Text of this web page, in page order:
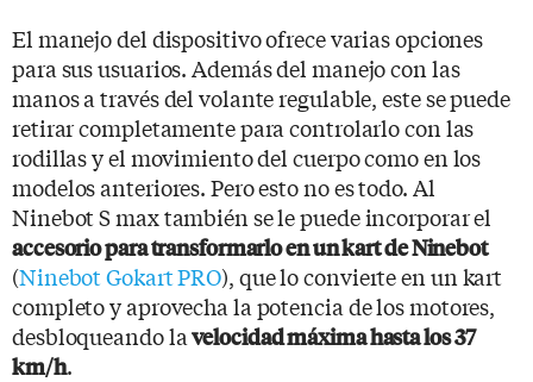
El manejo del dispositivo ofrece varias opciones
para sus usuarios. Además del manejo con las
manos a través del volante regulable, este se puede
retirar completamente para controlarlo con las
rodillas y el movimiento del cuerpo como en los
modelos anteriores. Pero esto no es todo. Al
Ninebot S max también se le puede incorporar el
accesorio para transformarlo en un kart de Ninebot
(Ninebot Gokart PRO), que lo convierte en un kart
completo y aprovecha la potencia de los motores,
desbloqueando lavelocidad máxima hasta los 37
km/h.